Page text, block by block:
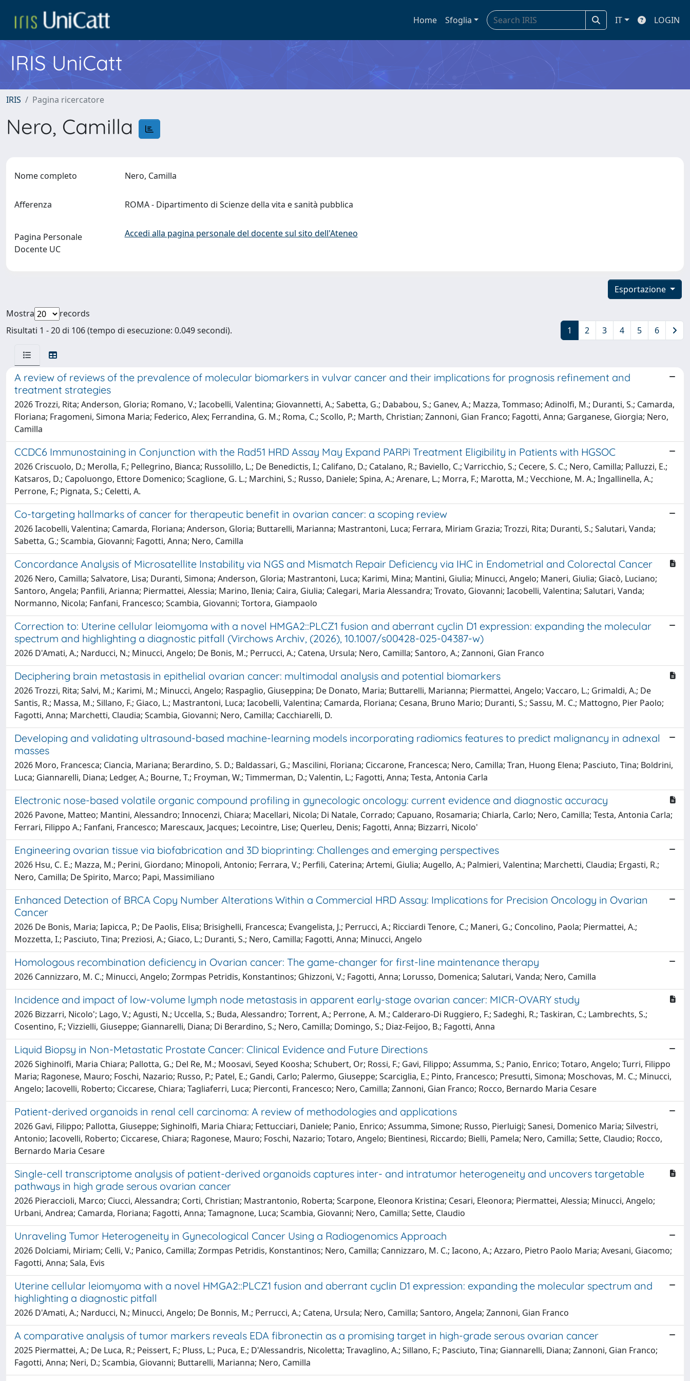
Home Sfoglia IT LOGIN
IRIS UniCatt
IRIS Pagina ricercatore
Nero, Camilla
Nome completo Nero, Camilla
Afferenza ROMA - Dipartimento di Scienze della vita e sanità pubblica
Pagina Personale
Docente UC
Accedi alla pagina personale del docente sul sito dell'Ateneo
Esportazione
Mostra
records
Risultati 1 - 20 di 106 (tempo di esecuzione: 0.049 secondi).
1 2 3 4 5 6
A review of reviews of the prevalence of molecular biomarkers in vulvar cancer and their implications for prognosis refinement and
treatment strategies
2026 Trozzi, Rita; Anderson, Gloria; Romano, V.; Iacobelli, Valentina; Giovannetti, A.; Sabetta, G.; Dababou, S.; Ganev, A.; Mazza, Tommaso; Adinolfi, M.; Duranti, S.; Camarda,
Floriana; Fragomeni, Simona Maria; Federico, Alex; Ferrandina, G. M.; Roma, C.; Scollo, P.; Marth, Christian; Zannoni, Gian Franco; Fagotti, Anna; Garganese, Giorgia; Nero,
Camilla
CCDC6 Immunostaining in Conjunction with the Rad51 HRD Assay May Expand PARPi Treatment Eligibility in Patients with HGSOC
2026 Criscuolo, D.; Merolla, F.; Pellegrino, Bianca; Russolillo, L.; De Benedictis, I.; Califano, D.; Catalano, R.; Baviello, C.; Varricchio, S.; Cecere, S. C.; Nero, Camilla; Palluzzi, E.;
Katsaros, D.; Capoluongo, Ettore Domenico; Scaglione, G. L.; Marchini, S.; Russo, Daniele; Spina, A.; Arenare, L.; Morra, F.; Marotta, M.; Vecchione, M. A.; Ingallinella, A.;
Perrone, F.; Pignata, S.; Celetti, A.
Co-targeting hallmarks of cancer for therapeutic benefit in ovarian cancer: a scoping review
2026 Iacobelli, Valentina; Camarda, Floriana; Anderson, Gloria; Buttarelli, Marianna; Mastrantoni, Luca; Ferrara, Miriam Grazia; Trozzi, Rita; Duranti, S.; Salutari, Vanda;
Sabetta, G.; Scambia, Giovanni; Fagotti, Anna; Nero, Camilla
Concordance Analysis of Microsatellite Instability via NGS and Mismatch Repair Deficiency via IHC in Endometrial and Colorectal Cancer
2026 Nero, Camilla; Salvatore, Lisa; Duranti, Simona; Anderson, Gloria; Mastrantoni, Luca; Karimi, Mina; Mantini, Giulia; Minucci, Angelo; Maneri, Giulia; Giacò, Luciano;
Santoro, Angela; Panfili, Arianna; Piermattei, Alessia; Marino, Ilenia; Caira, Giulia; Calegari, Maria Alessandra; Trovato, Giovanni; Iacobelli, Valentina; Salutari, Vanda;
Normanno, Nicola; Fanfani, Francesco; Scambia, Giovanni; Tortora, Giampaolo
Correction to: Uterine cellular leiomyoma with a novel HMGA2::PLCZ1 fusion and aberrant cyclin D1 expression: expanding the molecular
spectrum and highlighting a diagnostic pitfall (Virchows Archiv, (2026), 10.1007/s00428-025-04387-w)
2026 D'Amati, A.; Narducci, N.; Minucci, Angelo; De Bonis, M.; Perrucci, A.; Catena, Ursula; Nero, Camilla; Santoro, A.; Zannoni, Gian Franco
Deciphering brain metastasis in epithelial ovarian cancer: multimodal analysis and potential biomarkers
2026 Trozzi, Rita; Salvi, M.; Karimi, M.; Minucci, Angelo; Raspaglio, Giuseppina; De Donato, Maria; Buttarelli, Marianna; Piermattei, Angelo; Vaccaro, L.; Grimaldi, A.; De
Santis, R.; Massa, M.; Sillano, F.; Giaco, L.; Mastrantoni, Luca; Iacobelli, Valentina; Camarda, Floriana; Cesana, Bruno Mario; Duranti, S.; Sassu, M. C.; Mattogno, Pier Paolo;
Fagotti, Anna; Marchetti, Claudia; Scambia, Giovanni; Nero, Camilla; Cacchiarelli, D.
Developing and validating ultrasound-based machine-learning models incorporating radiomics features to predict malignancy in adnexal
masses
2026 Moro, Francesca; Ciancia, Mariana; Berardino, S. D.; Baldassari, G.; Mascilini, Floriana; Ciccarone, Francesca; Nero, Camilla; Tran, Huong Elena; Pasciuto, Tina; Boldrini,
Luca; Giannarelli, Diana; Ledger, A.; Bourne, T.; Froyman, W.; Timmerman, D.; Valentin, L.; Fagotti, Anna; Testa, Antonia Carla
Electronic nose-based volatile organic compound profiling in gynecologic oncology: current evidence and diagnostic accuracy
2026 Pavone, Matteo; Mantini, Alessandro; Innocenzi, Chiara; Macellari, Nicola; Di Natale, Corrado; Capuano, Rosamaria; Chiarla, Carlo; Nero, Camilla; Testa, Antonia Carla;
Ferrari, Filippo A.; Fanfani, Francesco; Marescaux, Jacques; Lecointre, Lise; Querleu, Denis; Fagotti, Anna; Bizzarri, Nicolo'
Engineering ovarian tissue via biofabrication and 3D bioprinting: Challenges and emerging perspectives
2026 Hsu, C. E.; Mazza, M.; Perini, Giordano; Minopoli, Antonio; Ferrara, V.; Perfili, Caterina; Artemi, Giulia; Augello, A.; Palmieri, Valentina; Marchetti, Claudia; Ergasti, R.;
Nero, Camilla; De Spirito, Marco; Papi, Massimiliano
Enhanced Detection of BRCA Copy Number Alterations Within a Commercial HRD Assay: Implications for Precision Oncology in Ovarian
Cancer
2026 De Bonis, Maria; Iapicca, P.; De Paolis, Elisa; Brisighelli, Francesca; Evangelista, J.; Perrucci, A.; Ricciardi Tenore, C.; Maneri, G.; Concolino, Paola; Piermattei, A.;
Mozzetta, I.; Pasciuto, Tina; Preziosi, A.; Giaco, L.; Duranti, S.; Nero, Camilla; Fagotti, Anna; Minucci, Angelo
Homologous recombination deficiency in Ovarian cancer: The game-changer for first-line maintenance therapy
2026 Cannizzaro, M. C.; Minucci, Angelo; Zormpas Petridis, Konstantinos; Ghizzoni, V.; Fagotti, Anna; Lorusso, Domenica; Salutari, Vanda; Nero, Camilla
Incidence and impact of low-volume lymph node metastasis in apparent early-stage ovarian cancer: MICR-OVARY study
2026 Bizzarri, Nicolo'; Lago, V.; Agusti, N.; Uccella, S.; Buda, Alessandro; Torrent, A.; Perrone, A. M.; Calderaro-Di Ruggiero, F.; Sadeghi, R.; Taskiran, C.; Lambrechts, S.;
Cosentino, F.; Vizzielli, Giuseppe; Giannarelli, Diana; Di Berardino, S.; Nero, Camilla; Domingo, S.; Diaz-Feijoo, B.; Fagotti, Anna
Liquid Biopsy in Non-Metastatic Prostate Cancer: Clinical Evidence and Future Directions
2026 Sighinolfi, Maria Chiara; Pallotta, G.; Del Re, M.; Moosavi, Seyed Koosha; Schubert, Or; Rossi, F.; Gavi, Filippo; Assumma, S.; Panio, Enrico; Totaro, Angelo; Turri, Filippo
Maria; Ragonese, Mauro; Foschi, Nazario; Russo, P.; Patel, E.; Gandi, Carlo; Palermo, Giuseppe; Scarciglia, E.; Pinto, Francesco; Presutti, Simona; Moschovas, M. C.; Minucci,
Angelo; Iacovelli, Roberto; Ciccarese, Chiara; Tagliaferri, Luca; Pierconti, Francesco; Nero, Camilla; Zannoni, Gian Franco; Rocco, Bernardo Maria Cesare
Patient-derived organoids in renal cell carcinoma: A review of methodologies and applications
2026 Gavi, Filippo; Pallotta, Giuseppe; Sighinolfi, Maria Chiara; Fettucciari, Daniele; Panio, Enrico; Assumma, Simone; Russo, Pierluigi; Sanesi, Domenico Maria; Silvestri,
Antonio; Iacovelli, Roberto; Ciccarese, Chiara; Ragonese, Mauro; Foschi, Nazario; Totaro, Angelo; Bientinesi, Riccardo; Bielli, Pamela; Nero, Camilla; Sette, Claudio; Rocco,
Bernardo Maria Cesare
Single-cell transcriptome analysis of patient-derived organoids captures inter- and intratumor heterogeneity and uncovers targetable
pathways in high grade serous ovarian cancer
2026 Pieraccioli, Marco; Ciucci, Alessandra; Corti, Christian; Mastrantonio, Roberta; Scarpone, Eleonora Kristina; Cesari, Eleonora; Piermattei, Alessia; Minucci, Angelo;
Urbani, Andrea; Camarda, Floriana; Fagotti, Anna; Tamagnone, Luca; Scambia, Giovanni; Nero, Camilla; Sette, Claudio
Unraveling Tumor Heterogeneity in Gynecological Cancer Using a Radiogenomics Approach
2026 Dolciami, Miriam; Celli, V.; Panico, Camilla; Zormpas Petridis, Konstantinos; Nero, Camilla; Cannizzaro, M. C.; Iacono, A.; Azzaro, Pietro Paolo Maria; Avesani, Giacomo;
Fagotti, Anna; Sala, Evis
Uterine cellular leiomyoma with a novel HMGA2::PLCZ1 fusion and aberrant cyclin D1 expression: expanding the molecular spectrum and
highlighting a diagnostic pitfall
2026 D'Amati, A.; Narducci, N.; Minucci, Angelo; De Bonnis, M.; Perrucci, A.; Catena, Ursula; Nero, Camilla; Santoro, Angela; Zannoni, Gian Franco
A comparative analysis of tumor markers reveals EDA fibronectin as a promising target in high-grade serous ovarian cancer
2025 Piermattei, A.; De Luca, R.; Peissert, F.; Pluss, L.; Puca, E.; D'Alessandris, Nicoletta; Travaglino, A.; Sillano, F.; Pasciuto, Tina; Giannarelli, Diana; Zannoni, Gian Franco;
Fagotti, Anna; Neri, D.; Scambia, Giovanni; Buttarelli, Marianna; Nero, Camilla